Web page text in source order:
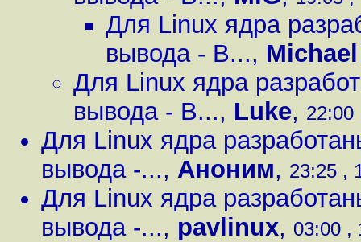
Для Linux ядра
вывода - B...,
Для Linux ядра
вывода - B..., Luke, 22:00
Для Linux ядра
вывода -..., Аноним, 23:25 ,
Для Linux ядра
вывода -..., pavlinux, 03:00 ,